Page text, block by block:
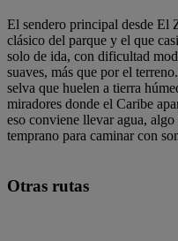
El sendero principal desde El
clásico del parque y el que
solo de ida, con dificultad
suaves, más que por el
selva que huelen a tierra
miradores donde el Caribe
eso conviene llevar agua,
temprano para caminar con
Otras rutas